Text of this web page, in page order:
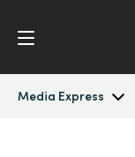
Media Express